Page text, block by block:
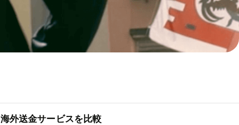
海外送金サービスを比較